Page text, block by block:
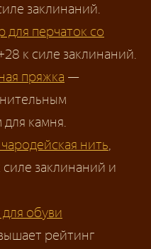
заклинаний.
для перчаток со
к силе заклинаний.
пряжка —
камня.
нить,
заклинаний и
обуви
рейтинг